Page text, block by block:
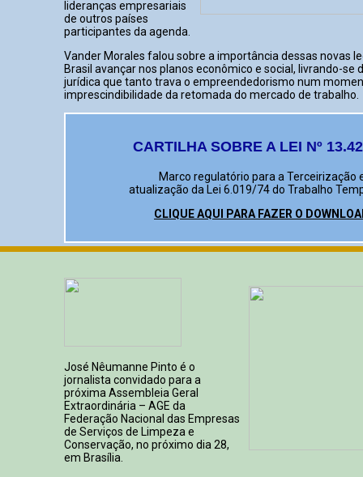
lideranças empresariais
de outros países
participantes da agenda.
Vander Morales falou sobre a importância dessas novas
Brasil avançar nos planos econômico e social, livrando-se
jurídica que tanto trava o empreendedorismo num
imprescindibilidade da retomada do mercado de trabalho.
CARTILHA SOBRE A LEI Nº
Marco regulatório para a Terceirização
atualização da Lei 6.019/74 do Trabalho
CLIQUE AQUI PARA FAZER O
José Nêumanne Pinto é o
jornalista convidado para a
próxima Assembleia Geral
Extraordinária – AGE da
Federação Nacional das Empresas
de Serviços de Limpeza e
Conservação, no próximo dia 28,
em Brasília.